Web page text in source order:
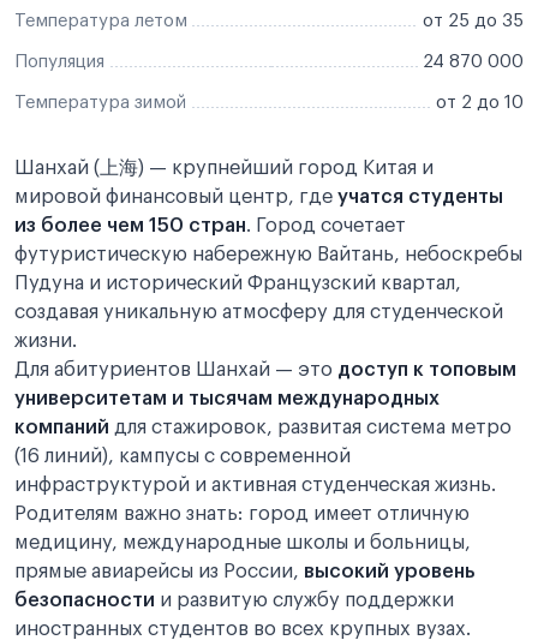
Температура летом от 25 до 35
Популяция 24 870 000
Температура зимой от 2 до 10
Шанхай (上海) — крупнейший город Китая и
мировой финансовый центр, где учатся студенты
из более чем 150 стран. Город сочетает
футуристическую набережную Вайтань, небоскребы
Пудуна и исторический Французский квартал,
создавая уникальную атмосферу для студенческой
жизни.
Для абитуриентов Шанхай — это доступ к топовым
университетам и тысячам международных
компаний для стажировок, развитая система метро
(16 линий), кампусы с современной
инфраструктурой и активная студенческая жизнь.
Родителям важно знать: город имеет отличную
медицину, международные школы и больницы,
прямые авиарейсы из России, высокий уровень
безопасности и развитую службу поддержки
иностранных студентов во всех крупных вузах.